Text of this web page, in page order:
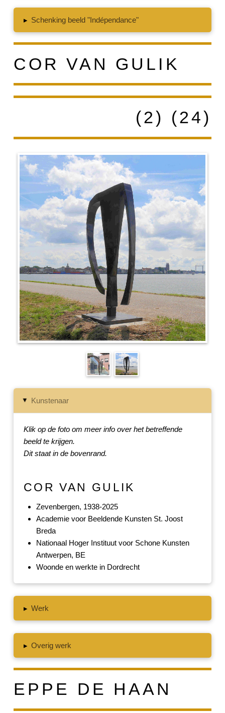
▸ Schenking beeld "Indépendance"
COR VAN GULIK
(2) (24)
▸ Kunstenaar
Klik op de foto om meer info over het betreffende
beeld te krijgen.
Dit staat in de bovenrand.
COR VAN GULIK
Zevenbergen, 1938-2025
Academie voor Beeldende Kunsten St. Joost
Breda
Nationaal Hoger Instituut voor Schone Kunsten
Antwerpen, BE
Woonde en werkte in Dordrecht
▸ Werk
▸ Overig werk
EPPE DE HAAN